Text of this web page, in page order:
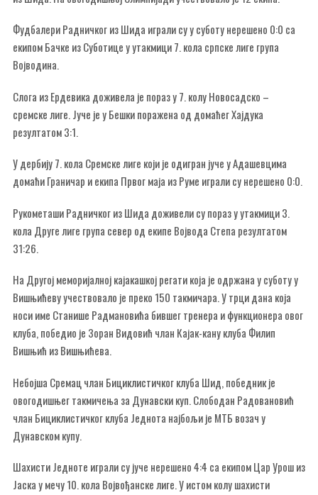
Фудбалери Радничког из Шида играли су у суботу нерешено 0:0 са
екипом Бачке из Суботице у утакмици 7. кола српске лиге група
Војводина.
Слога из Ердевика доживела је пораз у 7. колу Новосадско –
сремске лиге. Јуче је у Бешки поражена од домаћег Хајдука
резултатом 3:1.
У дербију 7. кола Сремске лиге који је одигран јуче у Адашевцима
домаћи Граничар и екипа Првог маја из Руме играли су нерешено 0:0.
Рукометаши Радничког из Шида доживели су пораз у утакмици 3.
кола Друге лиге група север од екипе Војвода Степа резултатом
31:26.
На Другој меморијалној кајакашкој регати која је одржана у суботу у
Вишњићеву учествовало је преко 150 такмичара. У трци дана која
носи име Станише Радмановића бившег тренера и функционера овог
клуба, победио је Зоран Видовић члан Кајак-кану клуба Филип
Вишњић из Вишњићева.
Небојша Сремац члан Бициклистичког клуба Шид, победник је
овогодишњег такмичења за Дунавски куп. Слободан Радовановић
члан Бициклистичког клуба Једнота најбољи је МТБ возач у
Дунавском купу.
Шахисти Једноте играли су јуче нерешено 4:4 са екипом Цар Урош из
Јаска у мечу 10. кола Војвођанске лиге. У истом колу шахисти